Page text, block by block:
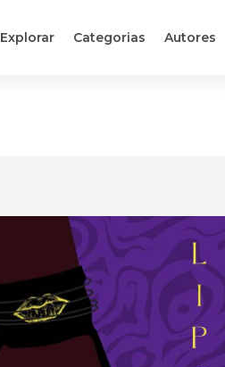
Explorar Categorias Autores